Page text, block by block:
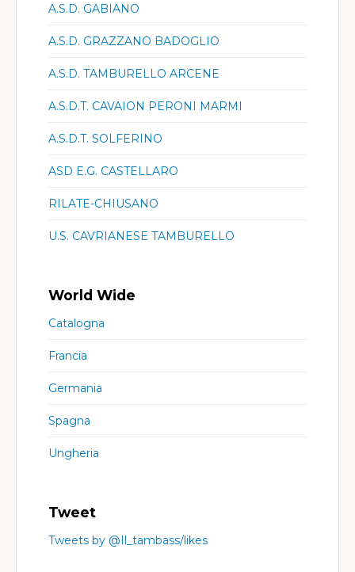
A.S.D. GABIANO
A.S.D. GRAZZANO BADOGLIO
A.S.D. TAMBURELLO ARCENE
A.S.D.T. CAVAION PERONI MARMI
A.S.D.T. SOLFERINO
ASD E.G. CASTELLARO
RILATE-CHIUSANO
U.S. CAVRIANESE TAMBURELLO
World Wide
Catalogna
Francia
Germania
Spagna
Ungheria
Tweet
Tweets by @Il_tambass/likes